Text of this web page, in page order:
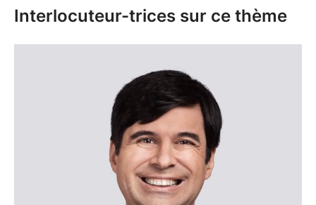
Interlocuteur-trices sur ce thème